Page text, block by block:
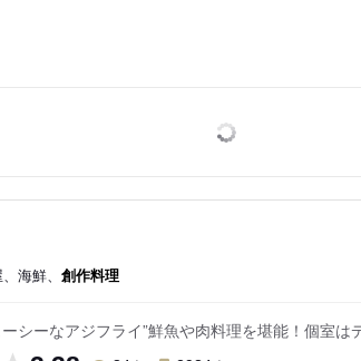
海鮮、 創作料理
シーなアジフライ”鮮魚や肉料理を堪能！個室は